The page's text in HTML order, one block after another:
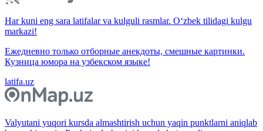
Har kuni eng sara latifalar va kulguli rasmlar. O‘zbek tilidagi kulgu
markazi!
Ежедневно только отборные анекдоты, смешные картинки.
Кузница юмора на узбекском языке!
latifa.uz
Valyutani yuqori kursda almashtirish uchun yaqin punktlarni aniqlab